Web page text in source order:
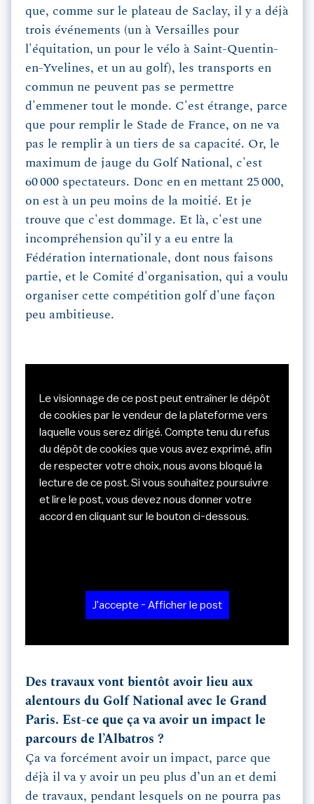
que, comme sur le plateau de Saclay, il y a déjà
trois événements (un à Versailles pour
l'équitation, un pour le vélo à Saint-Quentin-
en-Yvelines, et un au golf), les transports en
commun ne peuvent pas se permettre
d'emmener tout le monde. C'est étrange, parce
que pour remplir le Stade de France, on ne va
pas le remplir à un tiers de sa capacité. Or, le
maximum de jauge du Golf National, c'est
60 000 spectateurs. Donc en en mettant 25 000,
on est à un peu moins de la moitié. Et je
trouve que c'est dommage. Et là, c'est une
incompréhension qu’il y a eu entre la
Fédération internationale, dont nous faisons
partie, et le Comité d'organisation, qui a voulu
organiser cette compétition golf d'une façon
peu ambitieuse.
Le visionnage de ce post peut entraîner le dépôt
de cookies par le vendeur de la plateforme vers
laquelle vous serez dirigé. Compte tenu du refus
du dépôt de cookies que vous avez exprimé, afin
de respecter votre choix, nous avons bloqué la
lecture de ce post. Si vous souhaitez poursuivre
et lire le post, vous devez nous donner votre
accord en cliquant sur le bouton ci-dessous.
J'accepte - Afficher le post
Des travaux vont bientôt avoir lieu aux
alentours du Golf National avec le Grand
Paris. Est-ce que ça va avoir un impact le
parcours de l’Albatros ?
Ça va forcément avoir un impact, parce que
déjà il va y avoir un peu plus d’un an et demi
de travaux, pendant lesquels on ne pourra pas